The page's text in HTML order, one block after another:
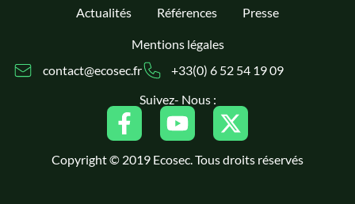
Actualités Références Presse
Mentions légales
contact@ecosec.fr
+33(0) 6 52 54 19 09
Suivez- Nous :
Copyright © 2019 Ecosec. Tous droits réservés